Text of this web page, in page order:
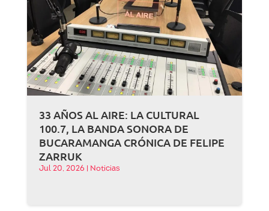
33 AÑOS AL AIRE: LA CULTURAL
100.7, LA BANDA SONORA DE
BUCARAMANGA CRÓNICA DE FELIPE
ZARRUK
Jul 20, 2026 Noticias